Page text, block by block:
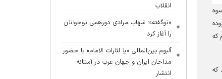
که
که
انقلاب
«نوگفته»؛ شهاب مرادی دورهمی نوجوانان
را آغاز کرد
آلبوم بین‌المللی «یا لثارات الامام» با حضور
مداحان ایران و جهان عرب در آستانه
انتشار